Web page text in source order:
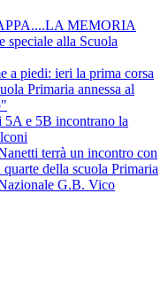
MEMORIA
speciale alla Scuola
a piedi: ieri la prima corsa
Primaria annessa al
5A e 5B incontrano la
terrà un incontro con
della scuola Primaria
G.B. Vico